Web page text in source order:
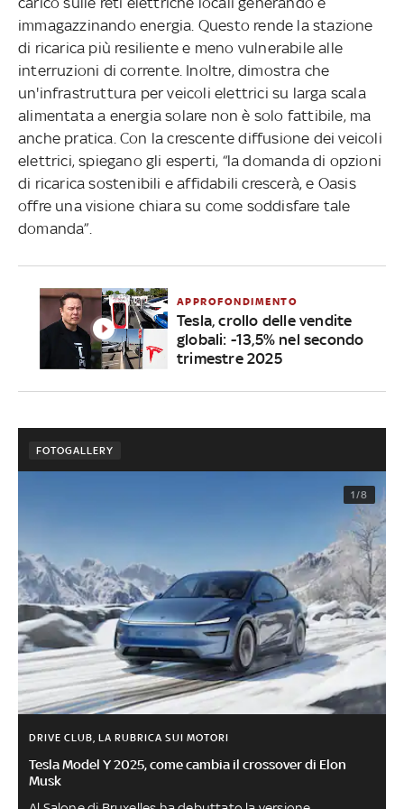
immagazzinando energia. Questo rende la stazione
di ricarica più resiliente e meno vulnerabile alle
interruzioni di corrente. Inoltre, dimostra che
un'infrastruttura per veicoli elettrici su larga scala
alimentata a energia solare non è solo fattibile, ma
anche pratica. Con la crescente diffusione dei veicoli
elettrici, spiegano gli esperti, “la domanda di opzioni
di ricarica sostenibili e affidabili crescerà, e Oasis
offre una visione chiara su come soddisfare tale
domanda”.
APPROFONDIMENTO
Tesla, crollo delle vendite
globali: -13,5% nel secondo
trimestre 2025
FOTOGALLERY
1/8
DRIVE CLUB, LA RUBRICA SUI MOTORI
Tesla Model Y 2025, come cambia il crossover di Elon
Musk